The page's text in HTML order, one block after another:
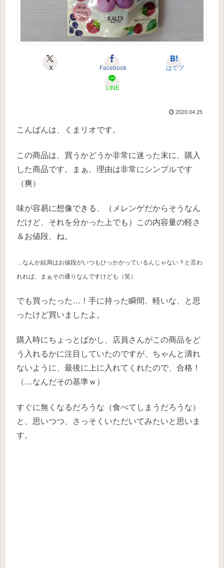
X Facebook はてブ
LINE
2020.04.25
こんばんは、くまリオです。
この商品は、買うかどうか非常に迷った末に、購入
した商品です。まぁ、理由は非常にシンプルです
（爽）
味が容易に想像できる、（メレンゲだからそうなん
だけど、それを分かった上でも）この内容量の軽さ
＆お値段、ね。
…なんか結局はお値段がいつもひっかかっているんじゃない？と言わ
れれば、まぁその通りなんですけども（笑）
でも買ったった…！手に持った瞬間、軽いな、と思
ったけど買いましたよ。
購入時にちょっとばかし、店員さんがこの商品をど
う入れるかに注目していたのですが、ちゃんと潰れ
ないように、最後に上に入れてくれたので、合格！
（…なんだその基準ｗ）
すぐに無くなるだろうな（食べてしまうだろうな）
と、思いつつ、さっそくいただいてみたいと思いま
す。